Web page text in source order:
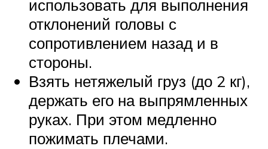
использовать для выполнения
отклонений головы с
сопротивлением назад и в
стороны.
Взять нетяжелый груз (до 2 кг),
держать его на выпрямленных
руках. При этом медленно
пожимать плечами.